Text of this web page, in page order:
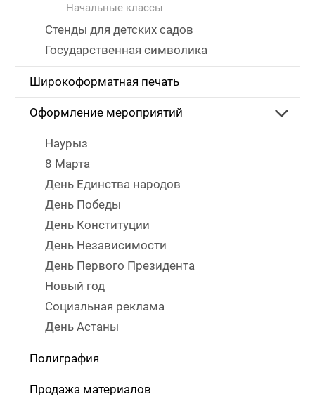
Начальные классы
Стенды для детских садов
Государственная символика
Широкоформатная печать
Оформление мероприятий
Наурыз
8 Марта
День Единства народов
День Победы
День Конституции
День Независимости
День Первого Президента
Новый год
Социальная реклама
День Астаны
Полиграфия
Продажа материалов